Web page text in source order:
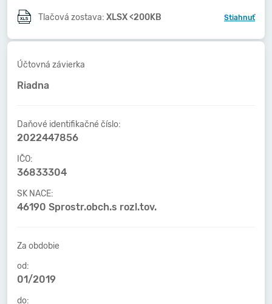
Tlačová zostava: XLSX <200KB Stiahnuť
Účtovná závierka
Riadna
Daňové identifikačné číslo:
2022447856
IČO:
36833304
SK NACE:
46190 Sprostr.obch.s rozl.tov.
Za obdobie
od:
01/2019
do: